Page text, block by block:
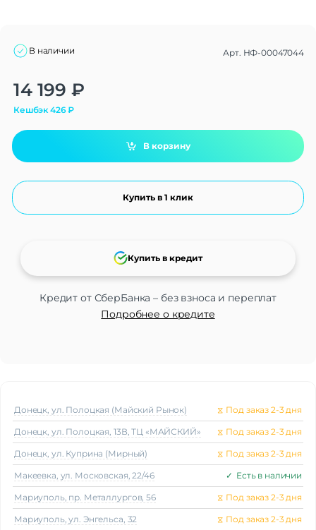
В наличии Арт. НФ-00047044
14 199 ₽
Кешбэк426₽
В корзину
Купить в 1 клик
Кредит от СберБанка – без взноса и переплат
Подробнее о кредите
Купить в кредит
Alternative:
Донецк, ул. Полоцкая (Майский Рынок) ⧖ Под заказ 2-3 дня
Донецк, ул. Полоцкая, 13В, ТЦ «МАЙСКИЙ» ⧖ Под заказ 2-3 дня
Донецк, ул. Куприна (Мирный) ⧖ Под заказ 2-3 дня
Макеeвка, ул. Московская, 22/46 ✓ Есть в наличии
Мариуполь, пр. Металлургов, 56 ⧖ Под заказ 2-3 дня
Мариуполь, ул. Энгельса, 32 ⧖ Под заказ 2-3 дня